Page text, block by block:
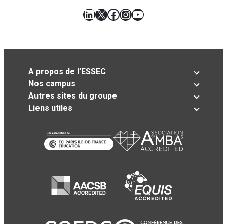
LinkedIn
X Facebook
Instagram
YouTube
A propos de l’ESSEC
Nos campus
Autres sites du groupe
Liens utiles